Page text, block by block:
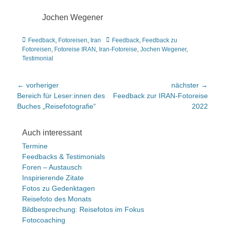
Jochen Wegener
Kategorien
Feedback, Fotoreisen, Iran TagsFeedback, Feedback zu
Fotoreisen, Fotoreise IRAN , Iran-Fotoreise, Jochen Wegener,
Testimonial
Beitragsnavigation
← vorheriger
Vorheriger
Beitrag:
Bereich für Leser:innen des
Buches „Reisefotografie“
nächster →
nächster
Feedback zur IRAN-Fotoreise
2022
Auch interessant
Termine
Feedbacks & Testimonials
Foren – Austausch
Inspirierende Zitate
Fotos zu Gedenktagen
Reisefoto des Monats
Bildbesprechung: Reisefotos im Fokus
Fotocoaching